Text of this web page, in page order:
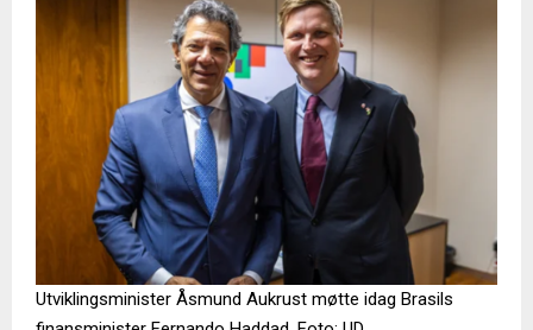
Utviklingsminister Åsmund Aukrust møtte idag Brasils